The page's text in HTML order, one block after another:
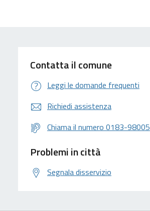
Contatta il comune
Leggi le domande frequenti
Richiedi assistenza
Chiama il numero 0183-98005
Problemi in città
Segnala disservizio